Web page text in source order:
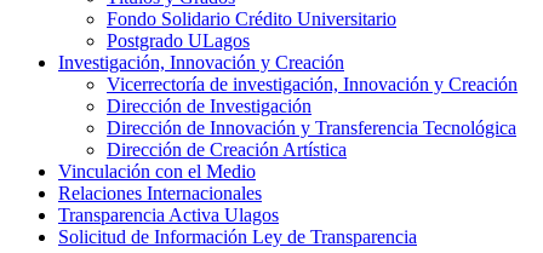
Fondo Solidario Crédito Universitario
Postgrado ULagos
Investigación, Innovación y Creación
Vicerrectoría de investigación, Innovación y Creación
Dirección de Investigación
Dirección de Innovación y Transferencia Tecnológica
Dirección de Creación Artística
Vinculación con el Medio
Relaciones Internacionales
Transparencia Activa Ulagos
Solicitud de Información Ley de Transparencia